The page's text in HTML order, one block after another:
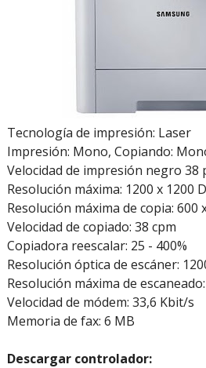
Tecnología de impresión: Laser
Impresión: Mono, Copiando:
Velocidad de impresión negro 38
Resolución máxima: 1200 x 1200
Resolución máxima de copia: 600
Velocidad de copiado: 38 cpm
Copiadora reescalar: 25 - 400%
Resolución óptica de escáner:
Resolución máxima de
Velocidad de módem: 33,6 Kbit/s
Memoria de fax: 6 MB
Descargar controlador: